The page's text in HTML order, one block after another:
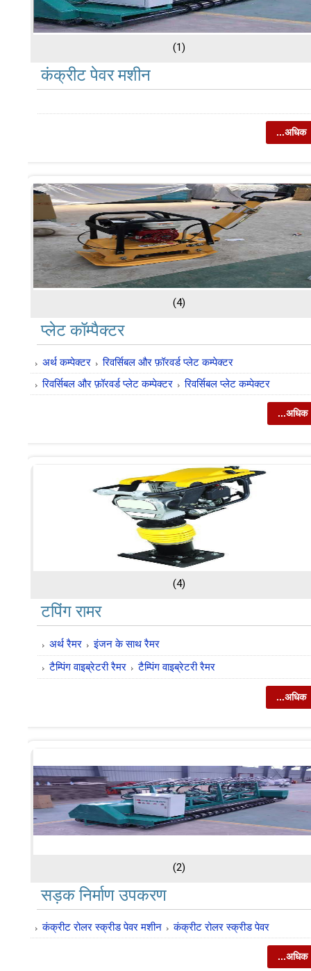
(1)
कंक्रीट पेवर मशीन
...अधिक
(4)
प्लेट कॉम्पैक्टर
अर्थ कम्पेक्टर
रिवर्सिबल और फ़ॉरवर्ड प्लेट कम्पेक्टर
रिवर्सिबल और फ़ॉरवर्ड प्लेट कम्पेक्टर
रिवर्सिबल प्लेट कम्पेक्टर
...अधिक
(4)
टपिंग रामर
अर्थ रैमर
इंजन के साथ रैमर
टैम्पिंग वाइब्रेटरी रैमर
टैम्पिंग वाइब्रेटरी रैमर
...अधिक
(2)
सड़क निर्माण उपकरण
कंक्रीट रोलर स्क्रीड पेवर मशीन कंक्रीट रोलर स्क्रीड पेवर
...अधिक